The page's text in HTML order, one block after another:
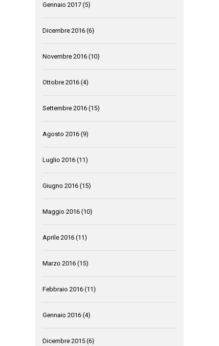
Gennaio 2017 (5)
Dicembre 2016 (6)
Novembre 2016 (10)
Ottobre 2016 (4)
Settembre 2016 (15)
Agosto 2016 (9)
Luglio 2016 (11)
Giugno 2016 (15)
Maggio 2016 (10)
Aprile 2016 (11)
Marzo 2016 (15)
Febbraio 2016 (11)
Gennaio 2016 (4)
Dicembre 2015 (6)